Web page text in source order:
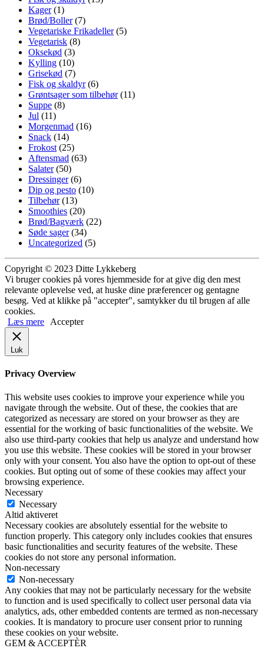
Kager(1)
Brød/Boller(7)
Vegetariske Frikadeller(5)
Vegetarisk (8)
Oksekød (3)
Kylling (10)
Grisekød (7)
Fisk og skaldyr(6)
Grøntsager som tilbehør(11)
Suppe (8)
Jul (11)
Morgenmad (16)
Snack (14)
Frokost (25)
Aftensmad (63)
Salater(50)
Dressinger(6)
Dip og pesto (10)
Tilbehør(13)
Smoothies (20)
Brød/Bagværk (22)
Søde sager(34)
Uncategorized (5)
Copyright © 2023 Ditte Lykkeberg
Vi bruger cookies på vores hjemmeside for at give dig den mest
relevante oplevelse ved, at huske dine præferencer og gentagne
besøg. Ved at klikke på "accepter", samtykker du til brugen af alle
cookies.
Læs mere
Accepter
Luk
Privacy Overview
This website uses cookies to improve your experience while you
navigate through the website. Out of these, the cookies that are
categorized as necessary are stored on your browser as they are
essential for the working of basic functionalities of the website. We
also use third-party cookies that help us analyze and understand how
you use this website. These cookies will be stored in your browser
only with your consent. You also have the option to opt-out of these
cookies. But opting out of some of these cookies may affect your
browsing experience.
Necessary
Necessary
Altid aktiveret
Necessary cookies are absolutely essential for the website to
function properly. This category only includes cookies that ensures
basic functionalities and security features of the website. These
cookies do not store any personal information.
Non-necessary
Non-necessary
Any cookies that may not be particularly necessary for the website
to function and is used specifically to collect user personal data via
analytics, ads, other embedded contents are termed as non-necessary
cookies. It is mandatory to procure user consent prior to running
these cookies on your website.
GEM & ACCEPTÈR